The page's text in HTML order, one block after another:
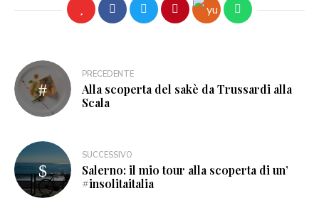
PRECEDENTE
Alla scoperta del sakè da Trussardi alla
Scala
SUCCESSIVO
Salerno: il mio tour alla scoperta di un’
#insolitaitalia